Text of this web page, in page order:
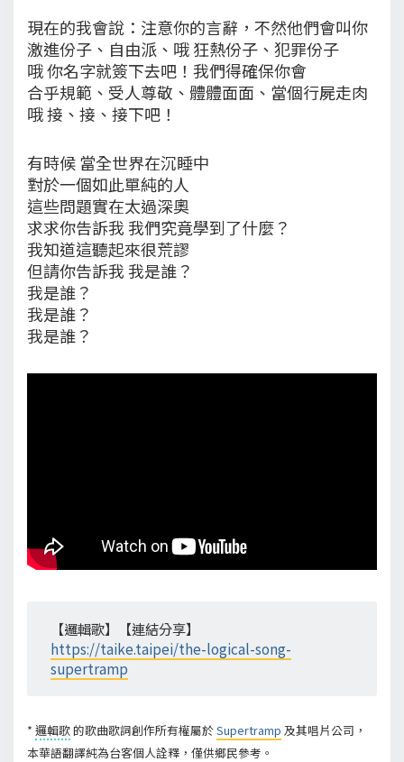
現在的我會說：注意你的言辭，不然他們會叫你
激進份子、自由派、哦 狂熱份子、犯罪份子
哦 你名字就簽下去吧！我們得確保你會
合乎規範、受人尊敬、體體面面、當個行屍走肉
哦 接、接、接下吧！
有時候 當全世界在沉睡中
對於一個如此單純的人
這些問題實在太過深奧
求求你告訴我 我們究竟學到了什麼？
我知道這聽起來很荒謬
但請你告訴我 我是誰？
我是誰？
我是誰？
我是誰？
【邏輯歌】【連結分享】
https://taike.taipei/the-logical-song-
supertramp
* 邏輯歌的歌曲歌詞創作所有權屬於Supertramp 及其唱片公司，
本華語翻譯純為台客個人詮釋，僅供鄉民參考。